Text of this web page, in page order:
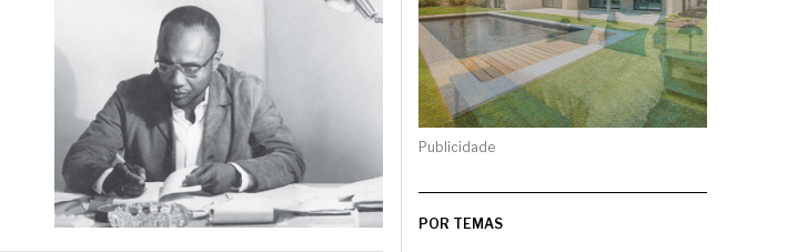
Publicidade
POR TEMAS